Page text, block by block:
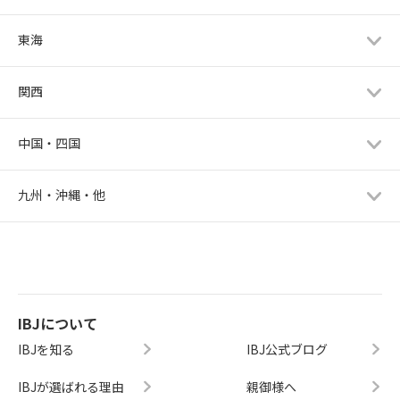
東海
関西
中国・四国
九州・沖縄・他
IBJについて
IBJを知る
IBJが選ばれる理由
IBJ公式ブログ
親御様へ